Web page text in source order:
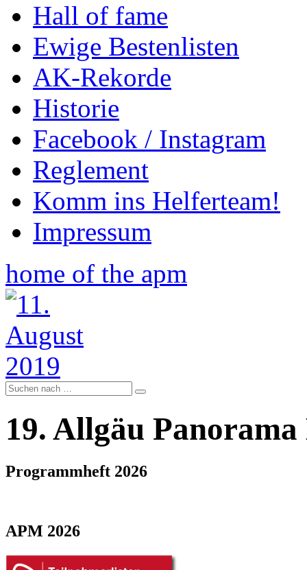
Hall of fame
Ewige Bestenlisten
AK-Rekorde
Historie
Facebook / Instagram
Reglement
Komm ins Helferteam!
Impressum
home of the apm
19. Allgäu
Programmheft 2026
APM 2026